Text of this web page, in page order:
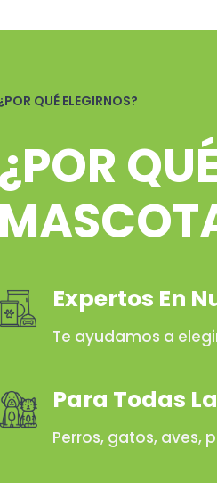
QUÉ ELEGIRNOS?
¿POR
Expertos En
Te ayudamos a
Para Todas
Perros, gatos, aves,